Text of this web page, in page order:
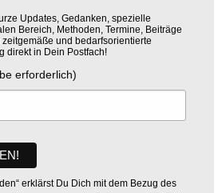
Updates, Gedanken, spezielle
Bereich, Methoden, Termine, Beiträge
und bedarfsorientierte
direkt in Dein Postfach!
erforderlich)
erklärst Du Dich mit dem Bezug des